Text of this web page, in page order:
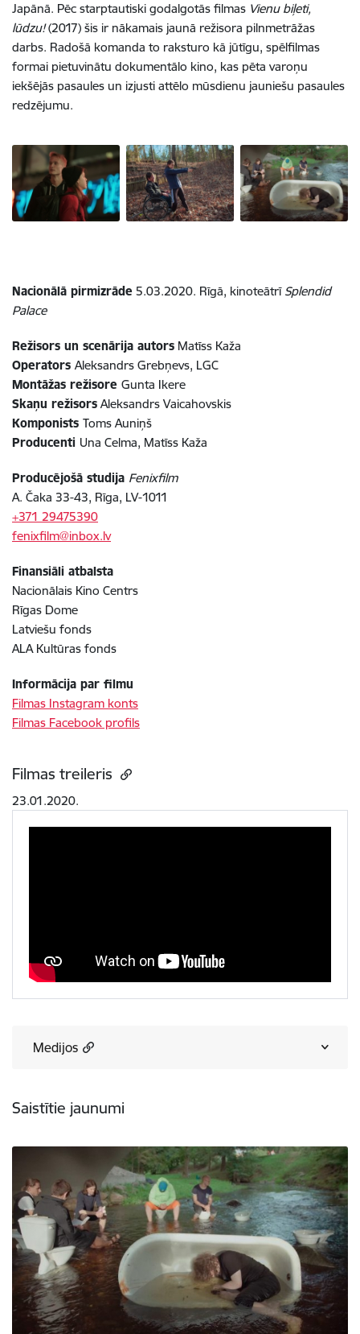
Japānā. Pēc starptautiski godalgotās filmas Vienu biļeti,
lūdzu!(2017) šis ir nākamais jaunā režisora pilnmetrāžas
darbs. Radošā komanda to raksturo kā jūtīgu, spēlfilmas
formai pietuvinātu dokumentālo kino, kas pēta varoņu
iekšējās pasaules un izjusti attēlo mūsdienu jauniešu pasaules
redzējumu.
Nacionālā pirmizrāde 5.03.2020. Rīgā, kinoteātrī Splendid
Palace
Režisors un scenārija autors Matīss Kaža
Operators Aleksandrs Grebņevs, LGC
Montāžas režisore Gunta Ikere
Skaņu režisors Aleksandrs Vaicahovskis
Komponists Toms Auniņš
Producenti Una Celma, Matīss Kaža
Producējošā studija Fenixfilm
A. Čaka 33-43, Rīga, LV-1011
+371 29475390
fenixfilm@inbox.lv
Finansiāli atbalsta
Nacionālais Kino Centrs
Rīgas Dome
Latviešu fonds
ALA Kultūras fonds
Informācija par filmu
Filmas Instagram konts
Filmas Facebook profils
Filmas treileris
23.01.2020.
Medijos
Saistītie jaunumi